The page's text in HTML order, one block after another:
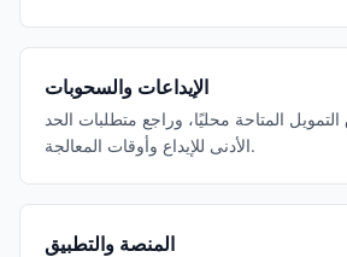
الإيداعات والسحوبات
المتاحة محليًا، وراجع متطلبات الحد
الأدنى للإيداع وأوقات المعالجة.
المنصة والتطبيق